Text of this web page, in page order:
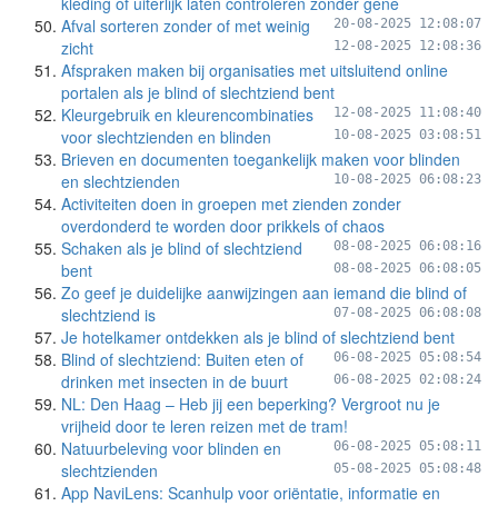
20-08-2025 12:08:07
Afval sorteren zonder of met weinig
zicht
12-08-2025 12:08:36
Afspraken maken bij organisaties met uitsluitend online
portalen als je blind of slechtziend bent
12-08-2025 11:08:40
Kleurgebruik en kleurencombinaties
voor slechtzienden en blinden
10-08-2025 03:08:51
Brieven en documenten toegankelijk maken voor blinden
en slechtzienden
10-08-2025 06:08:23
Activiteiten doen in groepen met zienden zonder
overdonderd te worden door prikkels of chaos
08-08-2025 06:08:16
Schaken als je blind of slechtziend
bent
08-08-2025 06:08:05
Zo geef je duidelijke aanwijzingen aan iemand die blind of
slechtziend is
07-08-2025 06:08:08
Je hotelkamer ontdekken als je blind of slechtziend bent
06-08-2025 05:08:54
Blind of slechtziend: Buiten eten of
drinken met insecten in de buurt
06-08-2025 02:08:24
NL: Den Haag – Heb jij een beperking? Vergroot nu je
vrijheid door te leren reizen met de tram!
06-08-2025 05:08:11
Natuurbeleving voor blinden en
slechtzienden
05-08-2025 05:08:48
App NaviLens: Scanhulp voor oriëntatie, informatie en